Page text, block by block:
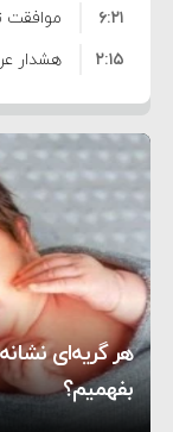
نظامی
موافقت
۶:۲۱
هشدار
آمریکا
۲:۱۵
مقام
دیوانگی
۷:۱۰
ترامپ
۵:۴۵
سپاه:
متوقف
۱۲:۵۹
ترامپ
حماس
۸:۵۷
اعتراض
به
۱۶:۱۹
سختی
۱۰:۱۵
سنتکام
۶:۰۵
هر گریه‌ای
بفهمیم؟
تغذیه پدر
روی دیگر زندگی